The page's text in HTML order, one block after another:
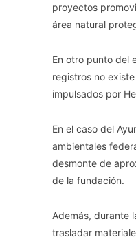
proyectos
área natural
En otro punto del
registros no
impulsados por
En el caso del
ambientales
desmonte de
de la fundación.
Además, durante
trasladar